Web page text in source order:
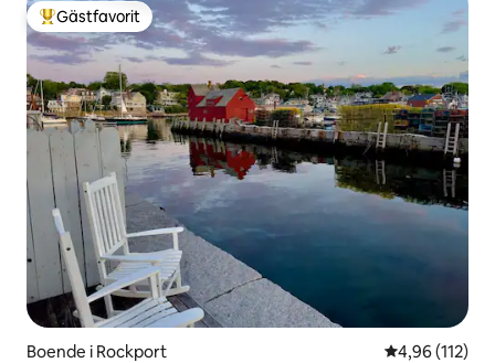
Populär gästfavorit
Gästfavorit
Boende i Rockport 4,96 av 5 i
4,96 (112)